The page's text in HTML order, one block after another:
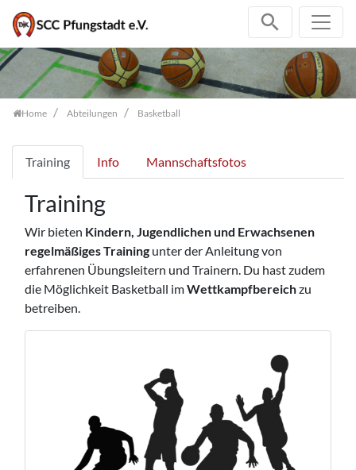
Zum Inhalt springen
Home Abteilungen Basketball
Training Info Mannschaftsfotos
Training
Wir bieten Kindern, Jugendlichen und Erwachsenen
regelmäßiges Training unter der Anleitung von
erfahrenen Übungsleitern und Trainern. Du hast zudem
die Möglichkeit Basketball imWettkampfbereichzu
betreiben.